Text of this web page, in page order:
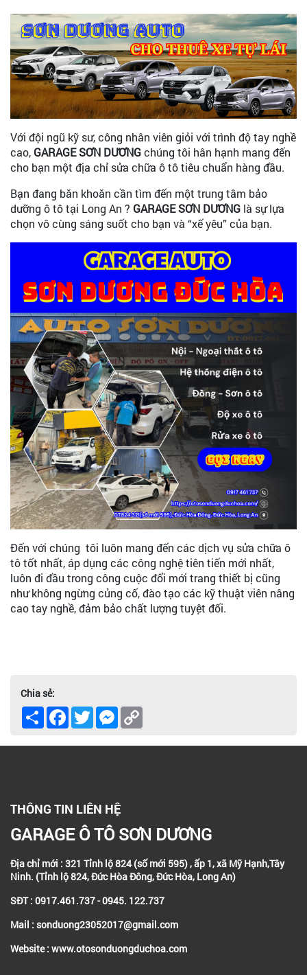
Với đội ngũ kỹ sư, công nhân viên giỏi với trình độ tay nghề
cao, GARAGE SƠN DƯƠNGchúng tôi hân hạnh mang đến
cho bạn một địa chỉ sửa chữa ô tô tiêu chuẩn hàng đầu.
Bạn đang băn khoăn cần tìm đến một trung tâm bảo
dưỡng ô tô tại Long An ? GARAGE SƠN DƯƠNG là sự lựa
chọn vô cùng sáng suốt cho bạn và “xế yêu” của bạn.
Đến với chúng tôi luôn mang đến các dịch vụ sửa chữa ô
tô tốt nhất, áp dụng các công nghệ tiên tiến mới nhất,
luôn đi đầu trong công cuộc đổi mới trang thiết bị cũng
như không ngừng củng cố, đào tạo các kỹ thuật viên nâng
cao tay nghề, đảm bảo chất lượng tuyệt đối.
Chia sẻ:
Share FacebookTwitterMessenger
THÔNG TIN LIÊN HỆ
GARAGE Ô TÔ SƠN DƯƠNG
Địa chỉ mới : 321 Tỉnh lộ 824 (số mới 595) , ấp 1, xã Mỹ Hạnh,Tây
Ninh. (Tỉnh lộ 824, Đức Hòa Đông, Đức Hòa, Long An)
SĐT : 0917.461.737 - 0945. 122.737
Mail : sonduong23052017@gmail.com
Website : www.otosonduongduchoa.com